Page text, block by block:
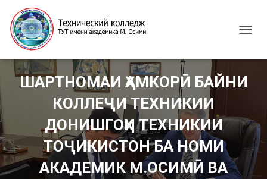
G
A
V
G
T
ШАРТНОМАИ ҲАМКОРӢ БАЙНИ
КОЛЛЕҶИ ТЕХНИКИИ
ДОНИШГОҲИ ТЕХНИКИИ
ТОҶИКИСТОН БА НОМИ
АКАДЕМИК М.ОСИМӢ ВА